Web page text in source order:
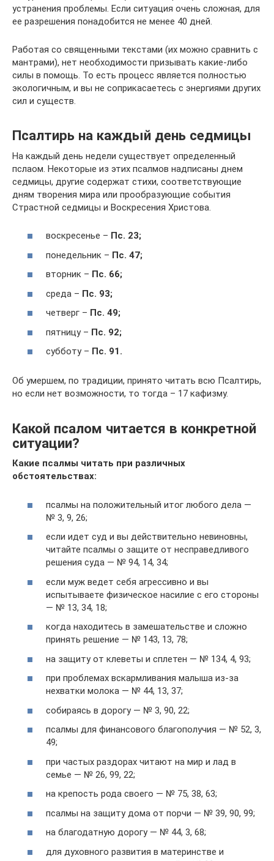
устранения проблемы. Если ситуация очень сложная, для
ее разрешения понадобится не менее 40 дней.
Работая со священными текстами (их можно сравнить с
мантрами), нет необходимости призывать какие-либо
силы в помощь. То есть процесс является полностью
экологичным, и вы не соприкасаетесь с энергиями других
сил и существ.
Псалтирь на каждый день седмицы
На каждый день недели существует определенный
пслаом. Некоторые из этих псалмов надписаны днем
седмицы, другие содержат стихи, соответствующие
дням творения мира или прообразующие события
Страстной седмицы и Воскресения Христова.
воскресенье – Пс. 23;
понедельник – Пс. 47;
вторник – Пс. 66;
среда – Пс. 93;
четверг – Пс. 49;
пятницу – Пс. 92;
субботу – Пс. 91.
Об умершем, по традиции, принято читать всю Псалтирь,
но если нет возможности, то тогда – 17 кафизму.
Какой псалом читается в конкретной
ситуации?
Какие псалмы читать при различных
обстоятельствах:
псалмы на положительный итог любого дела —
№ 3, 9, 26;
если идет суд и вы действительно невиновны,
читайте псалмы о защите от несправедливого
решения суда — № 94, 14, 34;
если муж ведет себя агрессивно и вы
испытываете физическое насилие с его стороны
— № 13, 34, 18;
когда находитесь в замешательстве и сложно
принять решение — № 143, 13, 78;
на защиту от клеветы и сплетен — № 134, 4, 93;
при проблемах вскармливания малыша из-за
нехватки молока — № 44, 13, 37;
собираясь в дорогу — № 3, 90, 22;
псалмы для финансового благополучия — № 52, 3,
49;
при частых раздорах читают на мир и лад в
семье — № 26, 99, 22;
на крепость рода своего — № 75, 38, 63;
псалмы на защиту дома от порчи — № 39, 90, 99;
на благодатную дорогу — № 44, 3, 68;
для духовного развития в материнстве и